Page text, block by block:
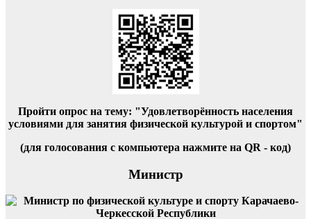
Пройти опрос на тему: "Удовлетворённость населения
условиями для занятия физической культурой и спортом"
(для голосования с компьютера нажмите на QR - код)
Министр